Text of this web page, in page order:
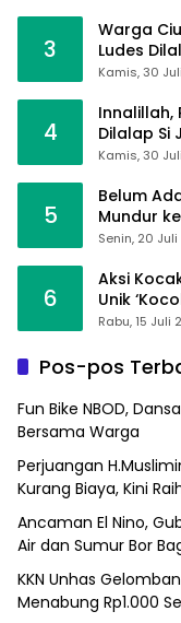
3
Warga
Ludes
Kamis, 30
4
Innalillah,
Dilalap Si
Kamis, 30
5
Belum
Mundur
Senin, 20 Juli
6
Aksi
Unik
Alfamart,
Rabu, 15 Juli
Pos-pos
Fun Bike NBOD,
Bersama Warga
Perjuangan
Kurang Biaya, Kini
Ancaman El Nino,
Air dan Sumur Bor
KKN Unhas
Menabung Rp1.000